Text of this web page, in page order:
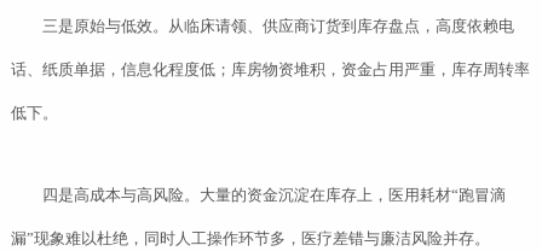
三是原始与低效。从临床请领、供应商订货到库存盘点，高度依赖电
话、纸质单据，信息化程度低；库房物资堆积，资金占用严重，库存周转率
低下。
四是高成本与高风险。大量的资金沉淀在库存上，医用耗材“跑冒滴
漏”现象难以杜绝，同时人工操作环节多，医疗差错与廉洁风险并存。